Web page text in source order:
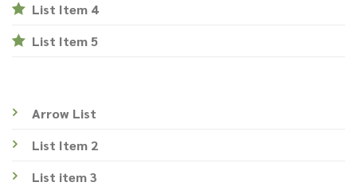
List Item 4
List Item 5
Arrow List
List Item 2
List item 3